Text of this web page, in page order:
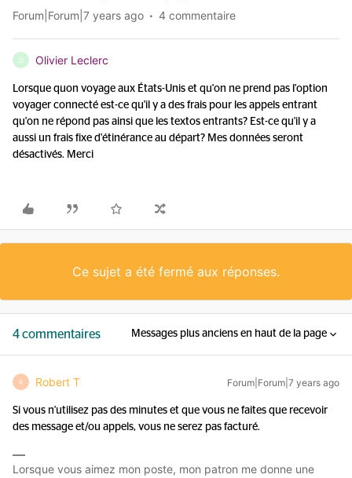
Forum|Forum|7 years ago 4 commentaire
O Olivier Leclerc
Lorsque quon voyage aux États-Unis et qu'on ne prend pas l'option
voyager connecté est-ce qu'il y a des frais pour les appels entrant
qu'on ne répond pas ainsi que les textos entrants? Est-ce qu'il y a
aussi un frais fixe d'étinérance au départ? Mes données seront
désactivés. Merci
Ce sujet a été fermé aux réponses.
4 commentaires Messages plus anciens en haut de la page
R Robert T Forum|Forum|7 years ago
Si vous n'utilisez pas des minutes et que vous ne faites que recevoir
des message et/ou appels, vous ne serez pas facturé.
Lorsque vous aimez mon poste, mon patron me donne une